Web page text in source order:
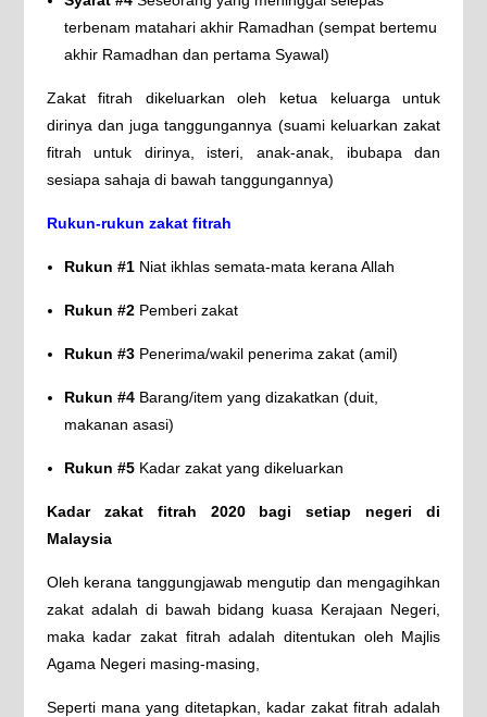
terbenam matahari akhir Ramadhan (sempat bertemu
akhir Ramadhan dan pertama Syawal)
Zakat fitrah dikeluarkan oleh ketua keluarga untuk
dirinya dan juga tanggungannya (suami keluarkan zakat
fitrah untuk dirinya, isteri, anak-anak, ibubapa dan
sesiapa sahaja di bawah tanggungannya)
Rukun-rukun zakat fitrah
Rukun #1Niat ikhlas semata-mata kerana Allah
Rukun #2Pemberi zakat
Rukun #3Penerima/wakil penerima zakat (amil)
Rukun #4Barang/item yang dizakatkan (duit,
makanan asasi)
Rukun #5Kadar zakat yang dikeluarkan
Kadar zakat fitrah 2020 bagi setiap negeri di
Malaysia
Oleh kerana tanggungjawab mengutip dan mengagihkan
zakat adalah di bawah bidang kuasa Kerajaan Negeri,
maka kadar zakat fitrah adalah ditentukan oleh Majlis
Agama Negeri masing-masing,
Seperti mana yang ditetapkan, kadar zakat fitrah adalah